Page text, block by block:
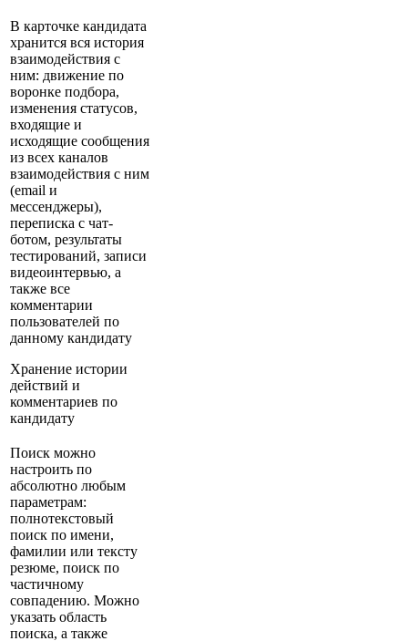
В карточке кандидата
хранится вся история
взаимодействия с
ним: движение по
воронке подбора,
изменения статусов,
входящие и
исходящие сообщения
из всех каналов
взаимодействия с ним
(email и
мессенджеры),
переписка с чат-
ботом, результаты
тестирований, записи
видеоинтервью, а
также все
комментарии
пользователей по
данному кандидату
Хранение истории
действий и
комментариев по
кандидату
Поиск можно
настроить по
абсолютно любым
параметрам:
полнотекстовый
поиск по имени,
фамилии или тексту
резюме, поиск по
частичному
совпадению. Можно
указать область
поиска, а также